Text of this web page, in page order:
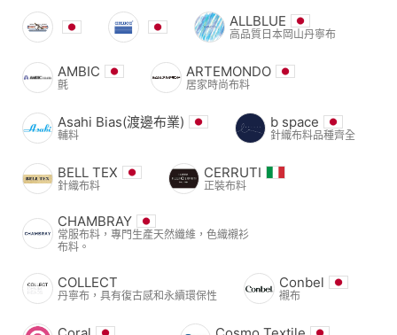
ALLBLUE
高品質日本岡山丹寧布
AMBIC
氈
ARTEMONDO
居家時尚布料
Asahi Bias(渡邊布業)
輔料
b space
針織布料品種齊全
BELL TEX
針織布料
CERRUTI
正裝布料
CHAMBRAY
常服布料，專門生產天然纖維，色織襯衫
布料。
COLLECT
丹寧布，具有復古感和永續環保性
Conbel
襯布